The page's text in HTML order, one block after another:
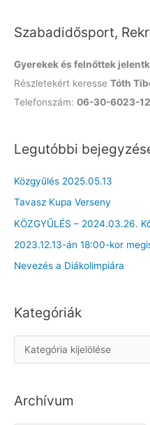
rSzabadidősport,
Gyerekek és felnőttek
Részletekért keresse Tóth
Telefonszám: 06-30-6023-
Legutóbbi
Közgyűlés 2025.05.13
Tavasz Kupa Verseny
KÖZGYŰLÉS – 2024.03.26.
2023.12.13-án 18:00-kor
Nevezés a Diákolimpiára
Kategóriák
a
e
Archívum